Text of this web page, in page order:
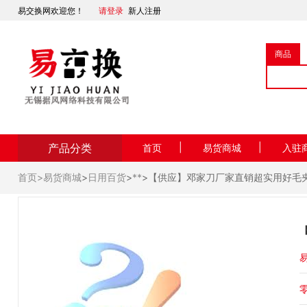
易交换网欢迎您！ 请登录 新人注册
商品
产品分类 首页 易货商城 入驻
首页>易货商城>日用百货>**>【供应】邓家刀厂家直销超实用好